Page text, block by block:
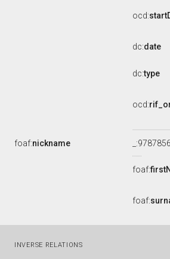
ocd:
dc:date
dc:type
ocd:
foaf:nickname
foaf:
foaf:
INVERSE RELATIONS